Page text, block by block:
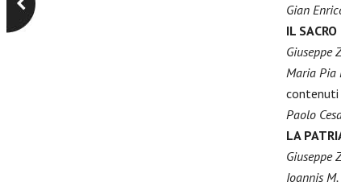
Gian
IL SACRO
Giuseppe
Maria Pia
contenuti
Paolo
LA
Giuseppe
Ioannis